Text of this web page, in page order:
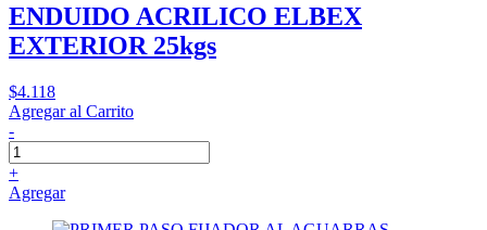
ENDUIDO ACRILICO ELBEX
EXTERIOR 25kgs
$4.118
Agregar al Carrito
-
+
Agregar